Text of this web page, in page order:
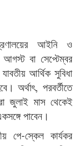
আইনি ও
বা সেপ্টেম্বর
আর্থিক সুবিধা
অর্থাৎ, পরবর্তীতে
জুলাই মাস থেকেই
পাবেন।
পে-স্কেল কার্যকর